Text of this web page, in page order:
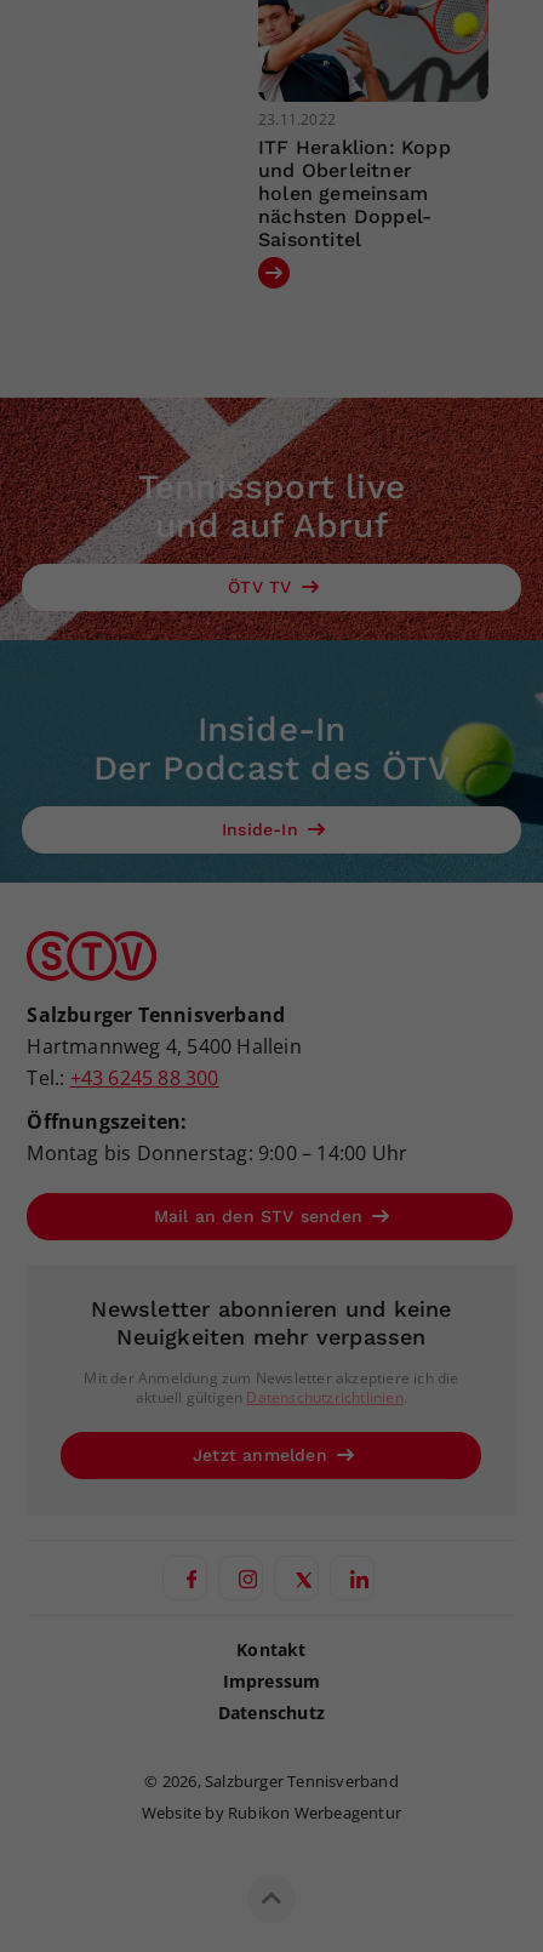
23.11.2022
ITF Heraklion: Kopp
und Oberleitner
holen gemeinsam
nächsten Doppel-
Saisontitel
Tennissport live
und auf Abruf
ÖTV TV
Inside-In
Der Podcast des ÖTV
Inside-In
Salzburger Tennisverband
Hartmannweg 4, 5400 Hallein
Tel.: +43 6245 88 300
Öffnungszeiten:
Montag bis Donnerstag: 9:00 – 14:00 Uhr
Mail an den STV senden
Newsletter abonnieren und keine
Neuigkeiten mehr verpassen
Mit der Anmeldung zum Newsletter akzeptiere ich die
aktuell gültigen Datenschutzrichtlinien.
Jetzt anmelden
Kontakt
Impressum
Datenschutz
© 2026, Salzburger Tennisverband
Website by Rubikon Werbeagentur